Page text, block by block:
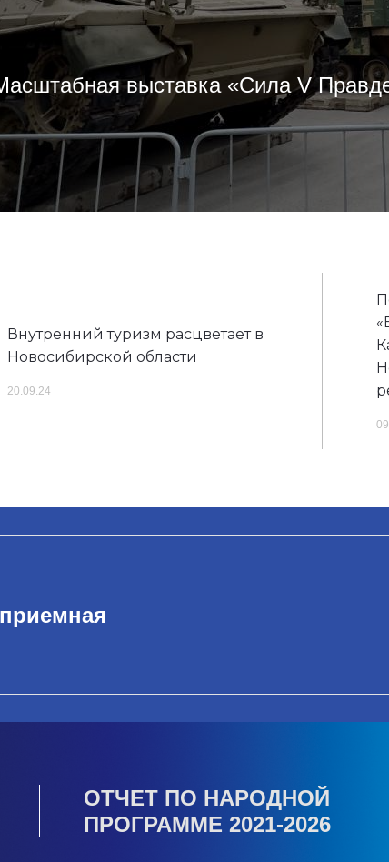
выставка «Сила V
Внутренний туризм расцветает в
Новосибирской области
20.09.24
ОТЧЕТ ПО НАРОДНОЙ
ПРОГРАММЕ 2021-2026